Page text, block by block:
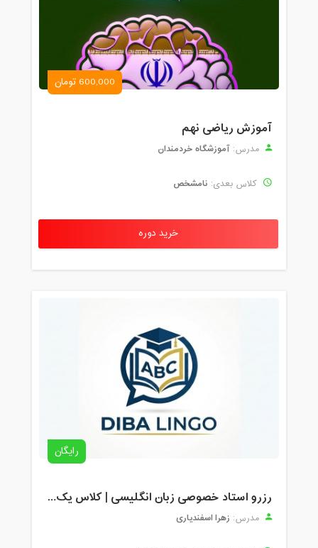
600,000 تومان
آموزش ریاضی نهم
مدرس: آموزشگاه خردمندان
کلاس بعدی: نامشخص
خرید دوره
رایگان
رزرو استاد خصوصی زبان انگلیسی | کلاس یک‌نفره با زهرا اسفندیاری + مشاوره رایگان
مدرس: زهرا اسفندیاری